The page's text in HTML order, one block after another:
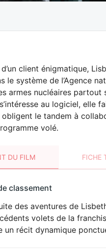
client énigmatique,
le système de l’Agence
armes nucléaires partout
au logiciel, elle
le tandem à
volé.
DU FILM FICHE
VIOLENCE
classement
des aventures de
volets de la
un récit dynamique